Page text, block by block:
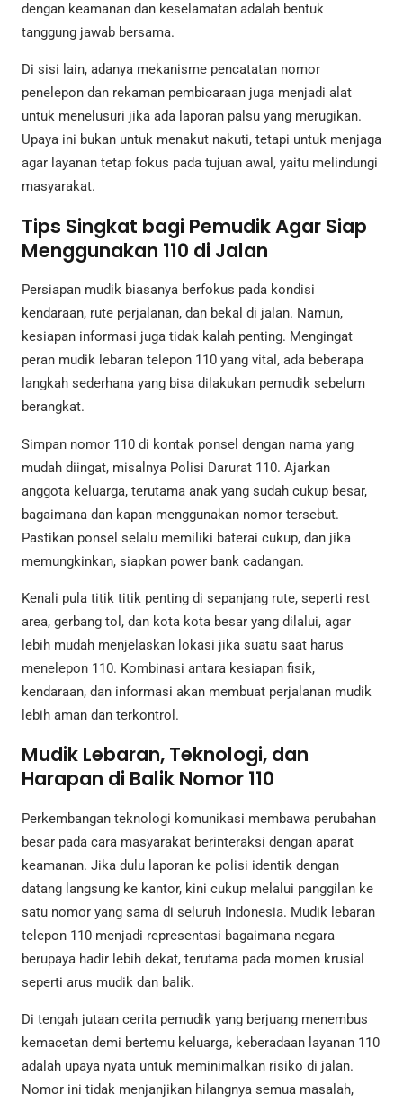
dengan keamanan dan keselamatan adalah bentuk
tanggung jawab bersama.
Di sisi lain, adanya mekanisme pencatatan nomor
penelepon dan rekaman pembicaraan juga menjadi alat
untuk menelusuri jika ada laporan palsu yang merugikan.
Upaya ini bukan untuk menakut nakuti, tetapi untuk menjaga
agar layanan tetap fokus pada tujuan awal, yaitu melindungi
masyarakat.
Tips Singkat bagi Pemudik Agar Siap
Menggunakan 110 di Jalan
Persiapan mudik biasanya berfokus pada kondisi
kendaraan, rute perjalanan, dan bekal di jalan. Namun,
kesiapan informasi juga tidak kalah penting. Mengingat
peran mudik lebaran telepon 110 yang vital, ada beberapa
langkah sederhana yang bisa dilakukan pemudik sebelum
berangkat.
Simpan nomor 110 di kontak ponsel dengan nama yang
mudah diingat, misalnya Polisi Darurat 110. Ajarkan
anggota keluarga, terutama anak yang sudah cukup besar,
bagaimana dan kapan menggunakan nomor tersebut.
Pastikan ponsel selalu memiliki baterai cukup, dan jika
memungkinkan, siapkan power bank cadangan.
Kenali pula titik titik penting di sepanjang rute, seperti rest
area, gerbang tol, dan kota kota besar yang dilalui, agar
lebih mudah menjelaskan lokasi jika suatu saat harus
menelepon 110. Kombinasi antara kesiapan fisik,
kendaraan, dan informasi akan membuat perjalanan mudik
lebih aman dan terkontrol.
Mudik Lebaran, Teknologi, dan
Harapan di Balik Nomor 110
Perkembangan teknologi komunikasi membawa perubahan
besar pada cara masyarakat berinteraksi dengan aparat
keamanan. Jika dulu laporan ke polisi identik dengan
datang langsung ke kantor, kini cukup melalui panggilan ke
satu nomor yang sama di seluruh Indonesia. Mudik lebaran
telepon 110 menjadi representasi bagaimana negara
berupaya hadir lebih dekat, terutama pada momen krusial
seperti arus mudik dan balik.
Di tengah jutaan cerita pemudik yang berjuang menembus
kemacetan demi bertemu keluarga, keberadaan layanan 110
adalah upaya nyata untuk meminimalkan risiko di jalan.
Nomor ini tidak menjanjikan hilangnya semua masalah,